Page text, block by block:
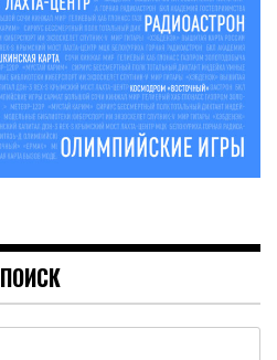
ПОИСК